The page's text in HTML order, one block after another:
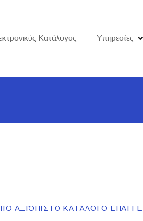
Κατάλογος Υπηρεσίες
ΑΞΙΌΠΙΣΤΟ ΚΑΤΆΛΟΓΟ